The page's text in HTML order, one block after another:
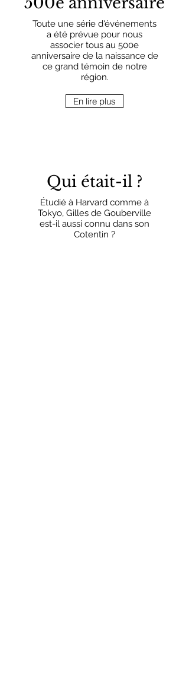
Toute une série d'événements
a été prévue pour nous
associer tous au 500e
anniversaire de la naissance de
ce grand témoin de notre
région.
En lire plus
Qui était-il ?
Étudié à Harvard comme à
Tokyo, Gilles de Gouberville
est-il aussi connu dans son
Cotentin ?